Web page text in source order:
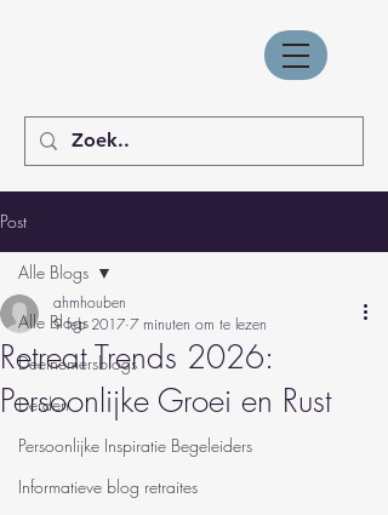
Post
Alle Blogs
Deelnemersblogs
Derden
Persoonlijke Inspiratie Begeleiders
Informatieve blog retraites
Alle Blogs
Retreat Trends 2026:
Persoonlijke Groei en Rust
ahmhouben
9 feb 2017 7 minuten om te lezen